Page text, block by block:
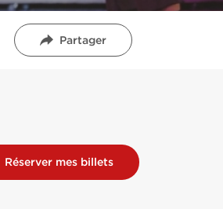
Partager
Réserver mes billets